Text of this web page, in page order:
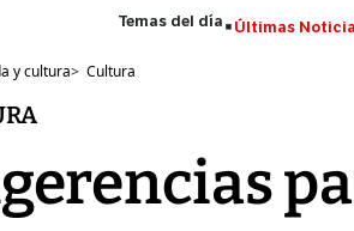
Últimas
y cultura> Cultura